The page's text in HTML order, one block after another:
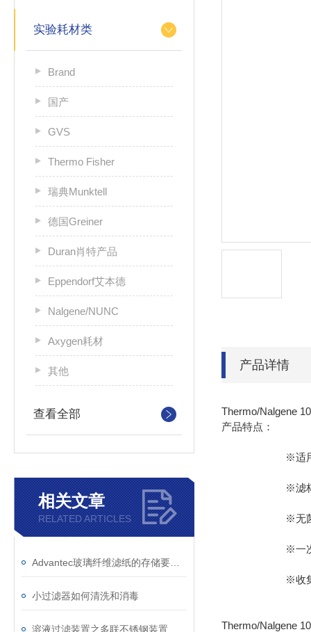
实验耗材类
Brand
国产
GVS
Thermo Fisher
瑞典Munktell
德国Greiner
Duran肖特产品
Eppendorf艾本德
Nalgene/NUNC
Axygen耗材
其他
查看全部
相关文章
RELATED ARTICLES
小过滤器如何清洗和消毒
产品详情
Thermo/Nalgene
产品特点：
※适用于生物
※滤杯和收
※无菌包装
※一次性使用
※收集瓶
Thermo/Nalgene